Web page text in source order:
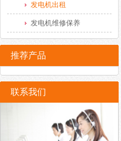
发电机出租
发电机维修保养
推荐产品
联系我们